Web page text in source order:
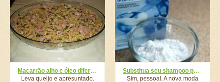
Macarrão alho e óleo diferente
Leva queijo e apresuntado.
Substitua seu shampoo por bicarbonato de sódio e vinagre de maçã e veja seu cabelo mudar completamente
Sim, pessoal. A nova moda